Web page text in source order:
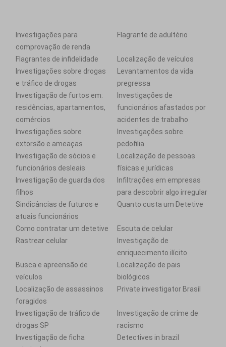
Investigações para
comprovação de renda
Flagrante de adultério
Flagrantes de infidelidade
Localização de veículos
Investigações sobre drogas
e tráfico de drogas
Levantamentos da vida
pregressa
Investigação de furtos em:
residências, apartamentos,
comércios
Investigações de
funcionários afastados por
acidentes de trabalho
Investigações sobre
extorsão e ameaças
Investigações sobre
pedofilia
Investigação de sócios e
funcionários desleais
Localização de pessoas
físicas e jurídicas
Investigação de guarda dos
filhos
Infiltrações em empresas
para descobrir algo irregular
Sindicâncias de futuros e
atuais funcionários
Quanto custa um Detetive
Como contratar um detetive
Escuta de celular
Rastrear celular
Investigação de
enriquecimento ilícito
Busca e apreensão de
veículos
Localização de pais
biológicos
Localização de assassinos
foragidos
Private investigator Brasil
Investigação de tráfico de
drogas SP
Investigação de crime de
racismo
Investigação de ficha
Detectives in brazil